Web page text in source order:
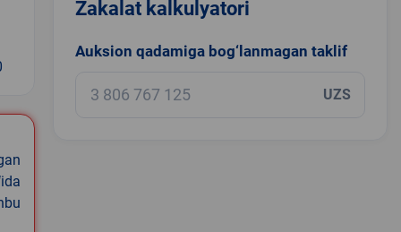
Zakalat kalkulyatori
Auksion qadamiga bog‘lanmagan taklif
UZS